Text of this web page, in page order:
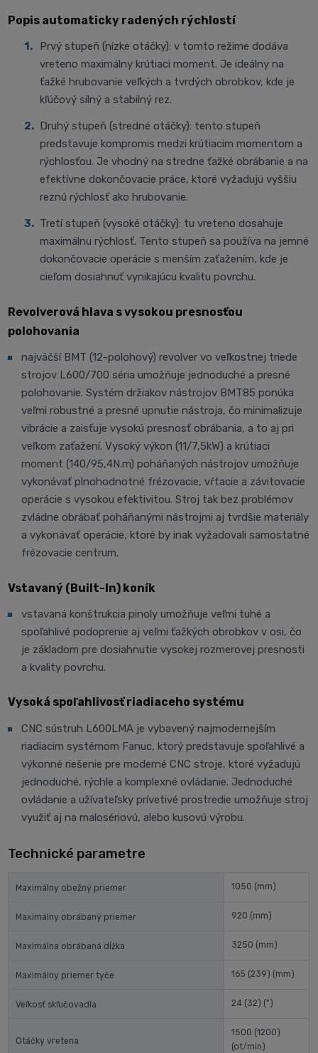
Popis automaticky radených rýchlostí
Prvý stupeň (nízke otáčky): v tomto režime dodáva
vreteno maximálny krútiaci moment. Je ideálny na
ťažké hrubovanie veľkých a tvrdých obrobkov, kde je
kľúčový silný a stabilný rez.
Druhý stupeň (stredné otáčky): tento stupeň
predstavuje kompromis medzi krútiacim momentom a
rýchlosťou. Je vhodný na stredne ťažké obrábanie a na
efektívne dokončovacie práce, ktoré vyžadujú vyššiu
reznú rýchlosť ako hrubovanie.
Tretí stupeň (vysoké otáčky): tu vreteno dosahuje
maximálnu rýchlosť. Tento stupeň sa používa na jemné
dokončovacie operácie s menším zaťažením, kde je
cieľom dosiahnuť vynikajúcu kvalitu povrchu.
Revolverová hlava s vysokou presnosťou
polohovania
najväčší BMT (12-polohový) revolver vo veľkostnej triede
strojov L600/700 séria umožňuje jednoduché a presné
polohovanie. Systém držiakov nástrojov BMT85 ponúka
veľmi robustné a presné upnutie nástroja, čo minimalizuje
vibrácie a zaisťuje vysokú presnosť obrábania, a to aj pri
veľkom zaťažení. Vysoký výkon (11/7,5kW) a krútiaci
moment (140/95,4N.m) poháňaných nástrojov umožňuje
vykonávať plnohodnotné frézovacie, vŕtacie a závitovacie
operácie s vysokou efektivitou. Stroj tak bez problémov
zvládne obrábať poháňanými nástrojmi aj tvrdšie materiály
a vykonávať operácie, ktoré by inak vyžadovali samostatné
frézovacie centrum.
Vstavaný (Built-In) koník
vstavaná konštrukcia pinoly umožňuje veľmi tuhé a
spoľahlivé podoprenie aj veľmi ťažkých obrobkov v osi, čo
je základom pre dosiahnutie vysokej rozmerovej presnosti
a kvality povrchu.
Vysoká spoľahlivosť riadiaceho systému
CNC sústruh L600LMA je vybavený najmodernejším
riadiacim systémom Fanuc, ktorý predstavuje spoľahlivé a
výkonné riešenie pre moderné CNC stroje, ktoré vyžadujú
jednoduché, rýchle a komplexné ovládanie. Jednoduché
ovládanie a užívateľsky prívetivé prostredie umožňuje stroj
využiť aj na malosériovú, alebo kusovú výrobu.
Technické parametre
Maximálny obežný priemer 1050 (mm)
Maximálny obrábaný priemer 920 (mm)
Maximálna obrábaná dĺžka 3250 (mm)
Maximálny priemer tyče 165 (239) (mm)
Veľkosť skľučovadla 24 (32) (")
Otáčky vretena
1500 (1200)
(ot/min)